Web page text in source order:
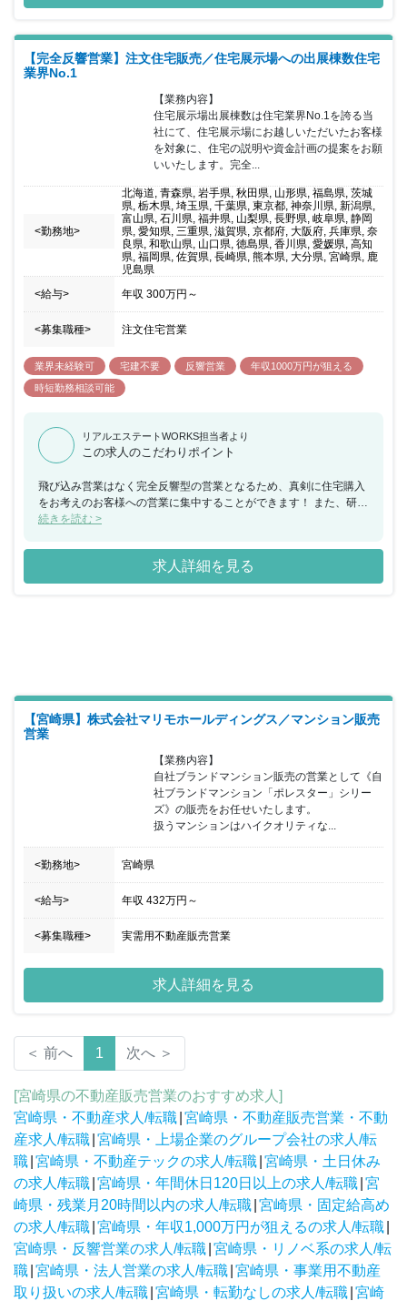
【完全反響営業】注文住宅販売／住宅展示場への出展棟数住宅
業界No.1
【業務内容】
住宅展示場出展棟数は住宅業界No.1を誇る当
社にて、住宅展示場にお越しいただいたお客様
を対象に、住宅の説明や資金計画の提案をお願
いいたします。完全...
<勤務地>
北海道, 青森県, 岩手県, 秋田県, 山形県, 福島県, 茨城
県, 栃木県, 埼玉県, 千葉県, 東京都, 神奈川県, 新潟県,
富山県, 石川県, 福井県, 山梨県, 長野県, 岐阜県, 静岡
県, 愛知県, 三重県, 滋賀県, 京都府, 大阪府, 兵庫県, 奈
良県, 和歌山県, 山口県, 徳島県, 香川県, 愛媛県, 高知
県, 福岡県, 佐賀県, 長崎県, 熊本県, 大分県, 宮崎県, 鹿
児島県
<給与>
年収 300万円 ～
<募集職種> 注文住宅営業
業界未経験可 宅建不要 反響営業
年収1000万円が狙える
時短勤務相談可能
リアルエステートWORKS担当者より
この求人のこだわりポイント
飛び込み営業はなく完全反響型の営業となるため、真剣に住宅購入
をお考えのお客様への営業に集中することができます！ また、研修
制度も充実しており、基礎から実践的な知識まで学びます。その後
取り組んでいただきます。
続きを読む >
求人詳細を見る
【宮崎県】株式会社マリモホールディングス／マンション販売
営業
【業務内容】
自社ブランドマンション販売の営業として《自
社ブランドマンション「ポレスター」シリー
ズ》の販売をお任せいたします。
扱うマンションはハイクオリティな...
<勤務地> 宮崎県
<給与> 年収 432万円 ～
<募集職種> 実需用不動産販売営業
求人詳細を見る
＜ 前へ 1 次へ ＞
[宮崎県の不動産販売営業のおすすめ求人]
宮崎県・不動産求人/転職 宮崎県・不動産販売営業・不動
産求人/転職 宮崎県・上場企業のグループ会社の求人/転
職 宮崎県・不動産テックの求人/転職 宮崎県・土日休み
の求人/転職 宮崎県・年間休日120日以上の求人/転職 宮
崎県・残業月20時間以内の求人/転職 宮崎県・固定給高め
の求人/転職 宮崎県・年収1,000万円が狙えるの求人/転職
宮崎県・反響営業の求人/転職 宮崎県・リノベ系の求人/転
職 宮崎県・法人営業の求人/転職 宮崎県・事業用不動産
取り扱いの求人/転職 宮崎県・転勤なしの求人/転職 宮崎